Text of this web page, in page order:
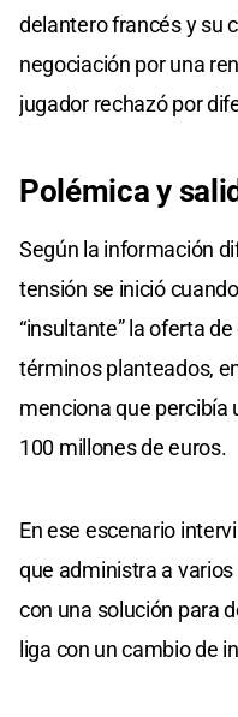
delantero francés y su
negociación por una
jugador rechazó por
Polémica y
Según la información
tensión se inició
“insultante” la oferta
términos planteados,
menciona que percibía
100 millones de euros.
En ese escenario
que administra a
con una solución para
liga con un cambio de